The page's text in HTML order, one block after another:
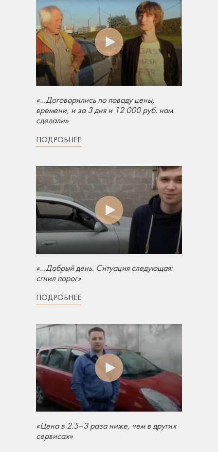
«...Договорились по поводу цены,
времени, и за 3 дня и 12 000 руб. нам
сделали»
ПОДРОБНЕЕ
«...Добрый день. Ситуация следующая:
сгнил порог»
ПОДРОБНЕЕ
«Цена в 2.5–3 раза ниже, чем в других
сервисах»